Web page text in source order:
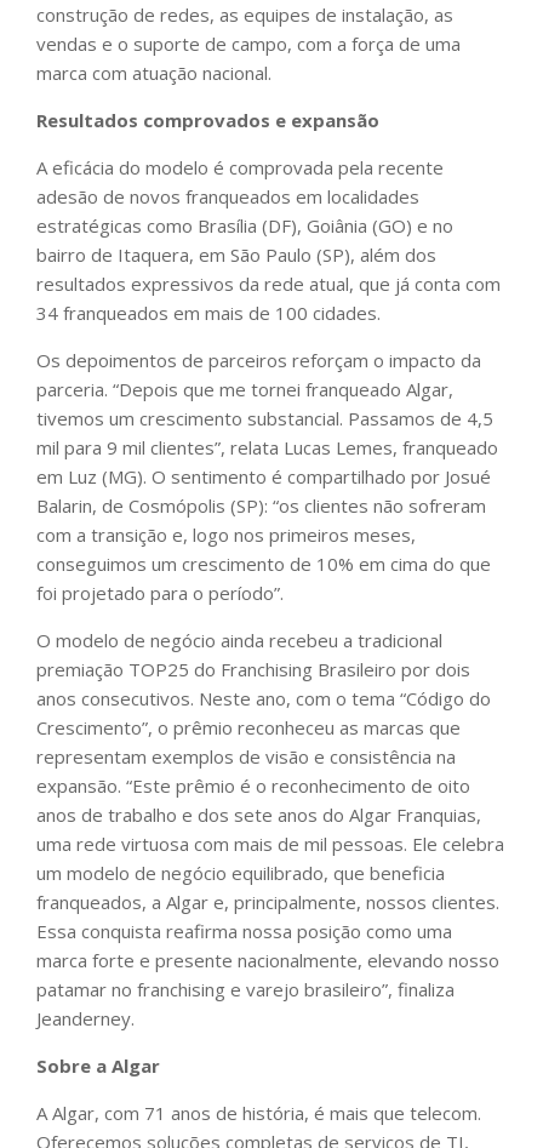
construção de redes, as equipes de instalação, as
vendas e o suporte de campo, com a força de uma
marca com atuação nacional.
Resultados comprovados e expansão
A eficácia do modelo é comprovada pela recente
adesão de novos franqueados em localidades
estratégicas como Brasília (DF), Goiânia (GO) e no
bairro de Itaquera, em São Paulo (SP), além dos
resultados expressivos da rede atual, que já conta com
34 franqueados em mais de 100 cidades.
Os depoimentos de parceiros reforçam o impacto da
parceria. “Depois que me tornei franqueado Algar,
tivemos um crescimento substancial. Passamos de 4,5
mil para 9 mil clientes”, relata Lucas Lemes, franqueado
em Luz (MG). O sentimento é compartilhado por Josué
Balarin, de Cosmópolis (SP): “os clientes não sofreram
com a transição e, logo nos primeiros meses,
conseguimos um crescimento de 10% em cima do que
foi projetado para o período”.
O modelo de negócio ainda recebeu a tradicional
premiação TOP25 do Franchising Brasileiro por dois
anos consecutivos. Neste ano, com o tema “Código do
Crescimento”, o prêmio reconheceu as marcas que
representam exemplos de visão e consistência na
expansão. “Este prêmio é o reconhecimento de oito
anos de trabalho e dos sete anos do Algar Franquias,
uma rede virtuosa com mais de mil pessoas. Ele celebra
um modelo de negócio equilibrado, que beneficia
franqueados, a Algar e, principalmente, nossos clientes.
Essa conquista reafirma nossa posição como uma
marca forte e presente nacionalmente, elevando nosso
patamar no franchising e varejo brasileiro”, finaliza
Jeanderney.
Sobre a Algar
A Algar, com 71 anos de história, é mais que telecom.
Oferecemos soluções completas de serviços de TI,